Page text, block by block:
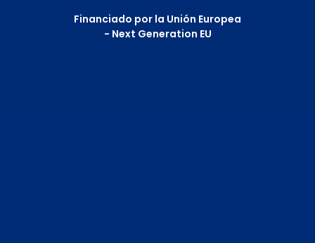
Financiado por la Unión Europea
- Next Generation EU